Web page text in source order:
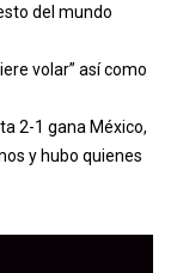
del mundo
volar” así como
2-1 gana México,
y hubo quienes